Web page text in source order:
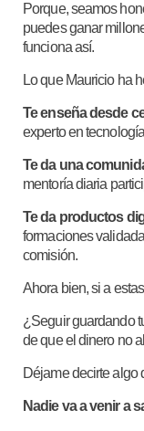
Porque, seamos
puedes ganar
funciona así.
Lo que Mauricio ha
Te enseña desde
experto en
Te da una
mentoría diaria
Te da productos
formaciones
comisión.
Ahora bien, si a
¿Seguir guardando
de que el dinero no
Déjame decirte algo
Nadie va a venir a